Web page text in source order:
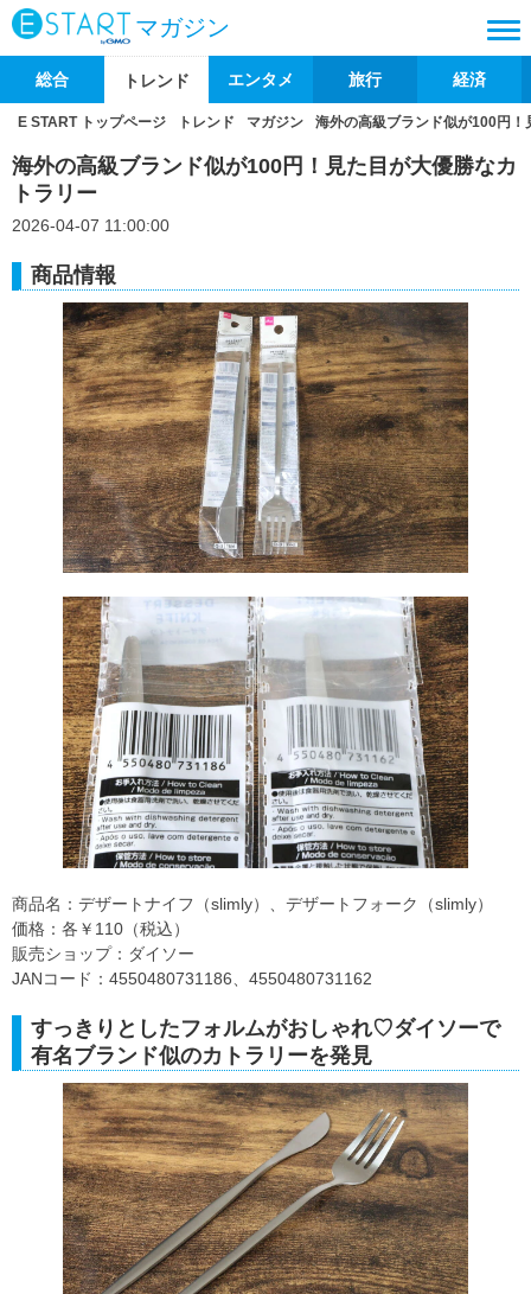
マガジン
総合 トレンド エンタメ 旅行 経済
E START トップページ トレンド マガジン 海外の高級ブランド似が100円
海外の高級ブランド似が100円！見た目が大優勝なカ
トラリー
2026-04-07 11:00:00
商品情報
商品名：デザートナイフ（slimly）、デザートフォーク（slimly）
価格：各￥110（税込）
販売ショップ：ダイソー
JANコード：4550480731186、4550480731162
すっきりとしたフォルムがおしゃれ♡ダイソーで
有名ブランド似のカトラリーを発見